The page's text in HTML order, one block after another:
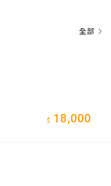
全部
$ 18,000